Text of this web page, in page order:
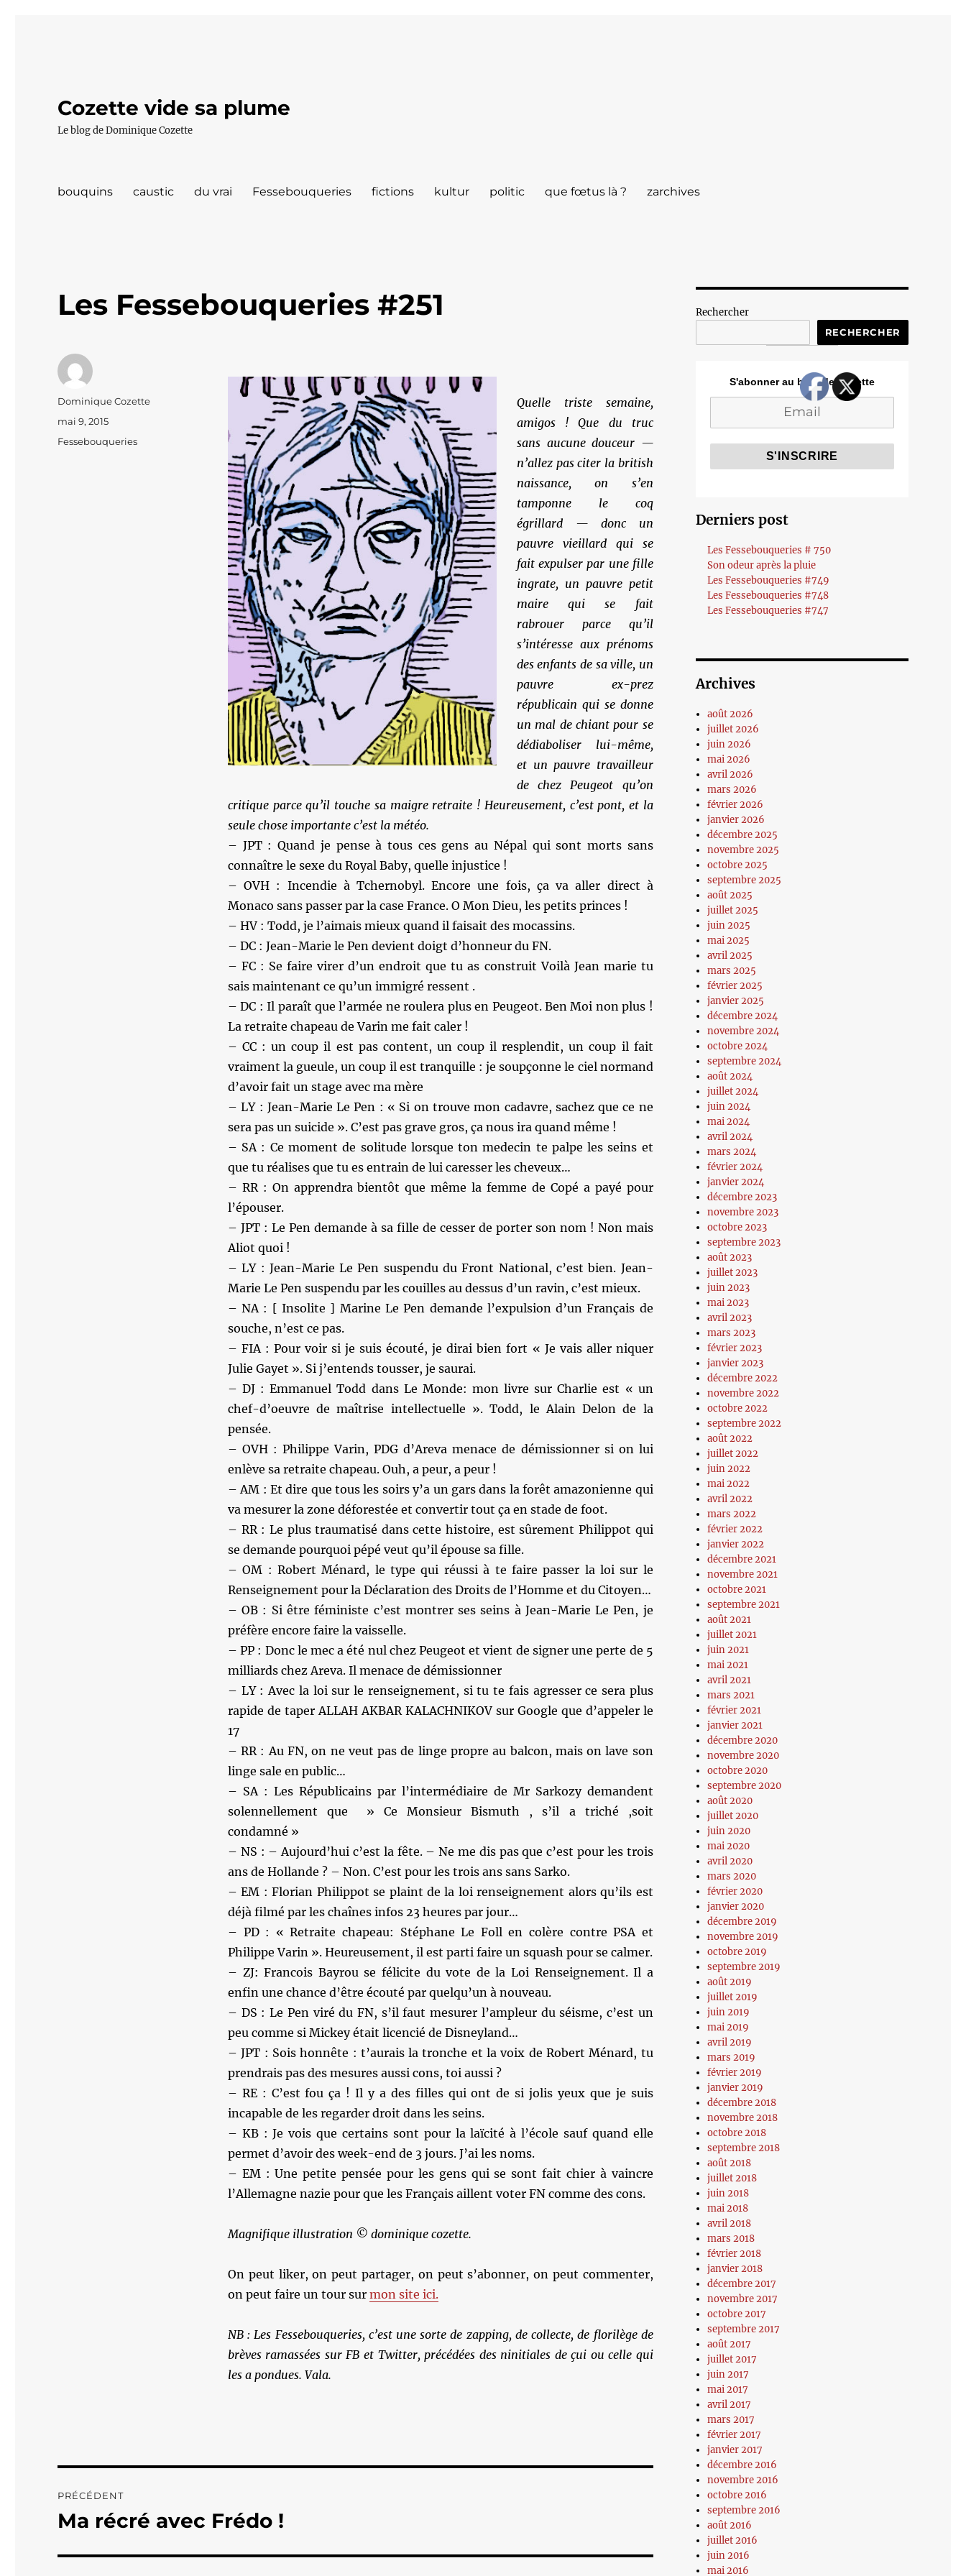
Cozette vide sa plume
Le blog de Dominique Cozette
bouquins caustic du vrai Fessebouqueries fictions kultur politic que fœtus là ? zarchives
Les Fessebouqueries #251
Quelle triste semaine,
amigos ! Que du truc
sans aucune douceur —
n’allez pas citer la british
naissance, on s’en
tamponne le coq
égrillard — donc un
pauvre vieillard qui se
fait expulser par une fille
ingrate, un pauvre petit
maire qui se fait
rabrouer parce qu’il
s’intéresse aux prénoms
des enfants de sa ville, un
pauvre ex-prez
républicain qui se donne
un mal de chiant pour se
dédiaboliser lui-même,
et un pauvre travailleur
de chez Peugeot qu’on
critique parce qu’il touche sa maigre retraite ! Heureusement, c’est pont, et la
seule chose importante c’est la météo.
– JPT : Quand je pense à tous ces gens au Népal qui sont morts sans
connaître le sexe du Royal Baby, quelle injustice !
– OVH : Incendie à Tchernobyl. Encore une fois, ça va aller direct à
Monaco sans passer par la case France. O Mon Dieu, les petits princes !
– HV : Todd, je l’aimais mieux quand il faisait des mocassins.
– DC : Jean-Marie le Pen devient doigt d’honneur du FN.
– FC : Se faire virer d’un endroit que tu as construit Voilà Jean marie tu
sais maintenant ce qu’un immigré ressent .
– DC : Il paraît que l’armée ne roulera plus en Peugeot. Ben Moi non plus !
La retraite chapeau de Varin me fait caler !
– CC : un coup il est pas content, un coup il resplendit, un coup il fait
vraiment la gueule, un coup il est tranquille : je soupçonne le ciel normand
d’avoir fait un stage avec ma mère
– LY : Jean-Marie Le Pen : « Si on trouve mon cadavre, sachez que ce ne
sera pas un suicide ». C’est pas grave gros, ça nous ira quand même !
– SA : Ce moment de solitude lorsque ton medecin te palpe les seins et
que tu réalises que tu es entrain de lui caresser les cheveux…
– RR : On apprendra bientôt que même la femme de Copé a payé pour
l’épouser.
– JPT : Le Pen demande à sa fille de cesser de porter son nom ! Non mais
Aliot quoi !
– LY : Jean-Marie Le Pen suspendu du Front National, c’est bien. Jean-
Marie Le Pen suspendu par les couilles au dessus d’un ravin, c’est mieux.
– NA : [ Insolite ] Marine Le Pen demande l’expulsion d’un Français de
souche, n’est ce pas.
– FIA : Pour voir si je suis écouté, je dirai bien fort « Je vais aller niquer
Julie Gayet ». Si j’entends tousser, je saurai.
– DJ : Emmanuel Todd dans Le Monde: mon livre sur Charlie est « un
chef-d’oeuvre de maîtrise intellectuelle ». Todd, le Alain Delon de la
pensée.
– OVH : Philippe Varin, PDG d’Areva menace de démissionner si on lui
enlève sa retraite chapeau. Ouh, a peur, a peur !
– AM : Et dire que tous les soirs y’a un gars dans la forêt amazonienne qui
va mesurer la zone déforestée et convertir tout ça en stade de foot.
– RR : Le plus traumatisé dans cette histoire, est sûrement Philippot qui
se demande pourquoi pépé veut qu’il épouse sa fille.
– OM : Robert Ménard, le type qui réussi à te faire passer la loi sur le
Renseignement pour la Déclaration des Droits de l’Homme et du Citoyen…
– OB : Si être féministe c’est montrer ses seins à Jean-Marie Le Pen, je
préfère encore faire la vaisselle.
– PP : Donc le mec a été nul chez Peugeot et vient de signer une perte de 5
milliards chez Areva. Il menace de démissionner
– LY : Avec la loi sur le renseignement, si tu te fais agresser ce sera plus
rapide de taper ALLAH AKBAR KALACHNIKOV sur Google que d’appeler le
17
– RR : Au FN, on ne veut pas de linge propre au balcon, mais on lave son
linge sale en public…
– SA : Les Républicains par l’intermédiaire de Mr Sarkozy demandent
solennellement que » Ce Monsieur Bismuth , s’il a triché ,soit
condamné »
– NS : – Aujourd’hui c’est la fête. – Ne me dis pas que c’est pour les trois
ans de Hollande ? – Non. C’est pour les trois ans sans Sarko.
– EM : Florian Philippot se plaint de la loi renseignement alors qu’ils est
déjà filmé par les chaînes infos 23 heures par jour…
– PD : « Retraite chapeau: Stéphane Le Foll en colère contre PSA et
Philippe Varin ». Heureusement, il est parti faire un squash pour se calmer.
– ZJ: Francois Bayrou se félicite du vote de la Loi Renseignement. Il a
enfin une chance d’être écouté par quelqu’un à nouveau.
– DS : Le Pen viré du FN, s’il faut mesurer l’ampleur du séisme, c’est un
peu comme si Mickey était licencié de Disneyland…
– JPT : Sois honnête : t’aurais la tronche et la voix de Robert Ménard, tu
prendrais pas des mesures aussi cons, toi aussi ?
– RE : C’est fou ça ! Il y a des filles qui ont de si jolis yeux que je suis
incapable de les regarder droit dans les seins.
– KB : Je vois que certains sont pour la laïcité à l’école sauf quand elle
permet d’avoir des week-end de 3 jours. J’ai les noms.
– EM : Une petite pensée pour les gens qui se sont fait chier à vaincre
l’Allemagne nazie pour que les Français aillent voter FN comme des cons.
Magnifique illustration © dominique cozette.
On peut liker, on peut partager, on peut s’abonner, on peut commenter,
on peut faire un tour sur mon site ici.
NB : Les Fessebouqueries, c’est une sorte de zapping, de collecte, de florilège de
brèves ramassées sur FB et Twitter, précédées des ninitiales de çui ou celle qui
les a pondues. Vala.
Auteur
Dominique Cozette
Publié
mai 9, 2015
Catégories
Fessebouqueries
de
PRÉCÉDENT
Publication
Ma récré avec Frédo !
Rechercher
RECHERCHER
S'abonner au blog de Cozette
Derniers post
Les Fessebouqueries # 750
Son odeur après la pluie
Les Fessebouqueries #749
Les Fessebouqueries #748
Les Fessebouqueries #747
Archives
août 2026
juillet 2026
juin 2026
mai 2026
avril 2026
mars 2026
février 2026
janvier 2026
décembre 2025
novembre 2025
octobre 2025
septembre 2025
août 2025
juillet 2025
juin 2025
mai 2025
avril 2025
mars 2025
février 2025
janvier 2025
décembre 2024
novembre 2024
octobre 2024
septembre 2024
août 2024
juillet 2024
juin 2024
mai 2024
avril 2024
mars 2024
février 2024
janvier 2024
décembre 2023
novembre 2023
octobre 2023
septembre 2023
août 2023
juillet 2023
juin 2023
mai 2023
avril 2023
mars 2023
février 2023
janvier 2023
décembre 2022
novembre 2022
octobre 2022
septembre 2022
août 2022
juillet 2022
juin 2022
mai 2022
avril 2022
mars 2022
février 2022
janvier 2022
décembre 2021
novembre 2021
octobre 2021
septembre 2021
août 2021
juillet 2021
juin 2021
mai 2021
avril 2021
mars 2021
février 2021
janvier 2021
décembre 2020
novembre 2020
octobre 2020
septembre 2020
août 2020
juillet 2020
juin 2020
mai 2020
avril 2020
mars 2020
février 2020
janvier 2020
décembre 2019
novembre 2019
octobre 2019
septembre 2019
août 2019
juillet 2019
juin 2019
mai 2019
avril 2019
mars 2019
février 2019
janvier 2019
décembre 2018
novembre 2018
octobre 2018
septembre 2018
août 2018
juillet 2018
juin 2018
mai 2018
avril 2018
mars 2018
février 2018
janvier 2018
décembre 2017
novembre 2017
octobre 2017
septembre 2017
août 2017
juillet 2017
juin 2017
mai 2017
avril 2017
mars 2017
février 2017
janvier 2017
décembre 2016
novembre 2016
octobre 2016
septembre 2016
août 2016
juillet 2016
juin 2016
mai 2016